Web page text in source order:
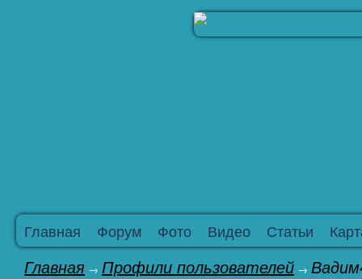
Главная Форум Фото Видео Статьи
Главная → Профили пользователей →